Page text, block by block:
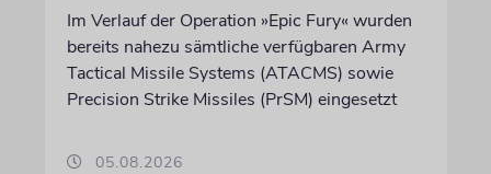
Im Verlauf der Operation »Epic Fury« wurden
bereits nahezu sämtliche verfügbaren Army
Tactical Missile Systems (ATACMS) sowie
Precision Strike Missiles (PrSM) eingesetzt
05.08.2026